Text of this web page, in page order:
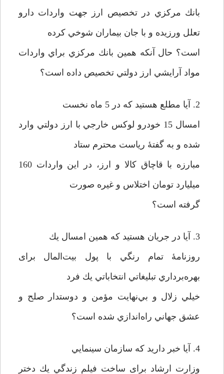
بانك مركزي در تخصيص ارز جهت واردات دارو
تعلل ورزيده و با جان بيماران شوخي کرده
است؟ حال آنكه همين بانك مركزي براي واردات
مواد آرايشي ارز دولتي تخصيص داده است؟
2. آيا مطلع هستيد كه در 5 ماه نخست
امسال 15 خودرو لوكس خارجي با ارز دولتي وارد
شده و به گفتۀ رياست محترم ستاد
مبارزه با قاچاق كالا و ارز، در اين واردات 160
ميليارد تومان اختلاس و غيره صورت
گرفته است؟
3. آيا در جريان هستيد كه همين امسال يك
روزنامۀ تمام رنگي با پول بيت‌المال برای
بهره‌برداري تبليغاتي انتخاباتي يك فرد
خيلي زلال و بي‌نهايت مؤمن و دوستدار صلح و
عشق جهاني راه‌اندازي شده است؟
4. آيا خبر داريد كه سازمان سينمايي
وزارت ارشاد برای ساخت فيلم زندگي يك دختر